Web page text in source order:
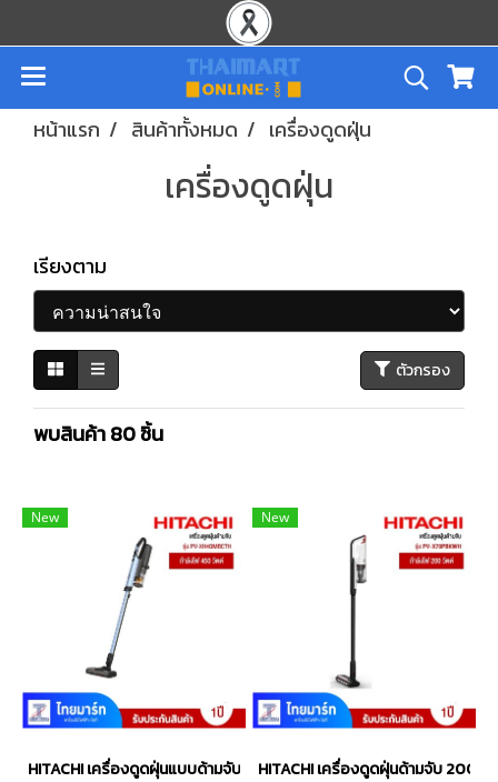
หน้าแรก สินค้าทั้งหมด เครื่องดูดฝุ่น
เครื่องดูดฝุ่น
เรียงตาม
ตัวกรอง
พบสินค้า 80 ชิ้น
New
HITACHI เครื่องดูดฝุ่นแบบด้ามจับ รุ่น PV-XH4QMBCTH
New
HITACHI เครื่องดูดฝุ่นด้ามจับ 200 วั